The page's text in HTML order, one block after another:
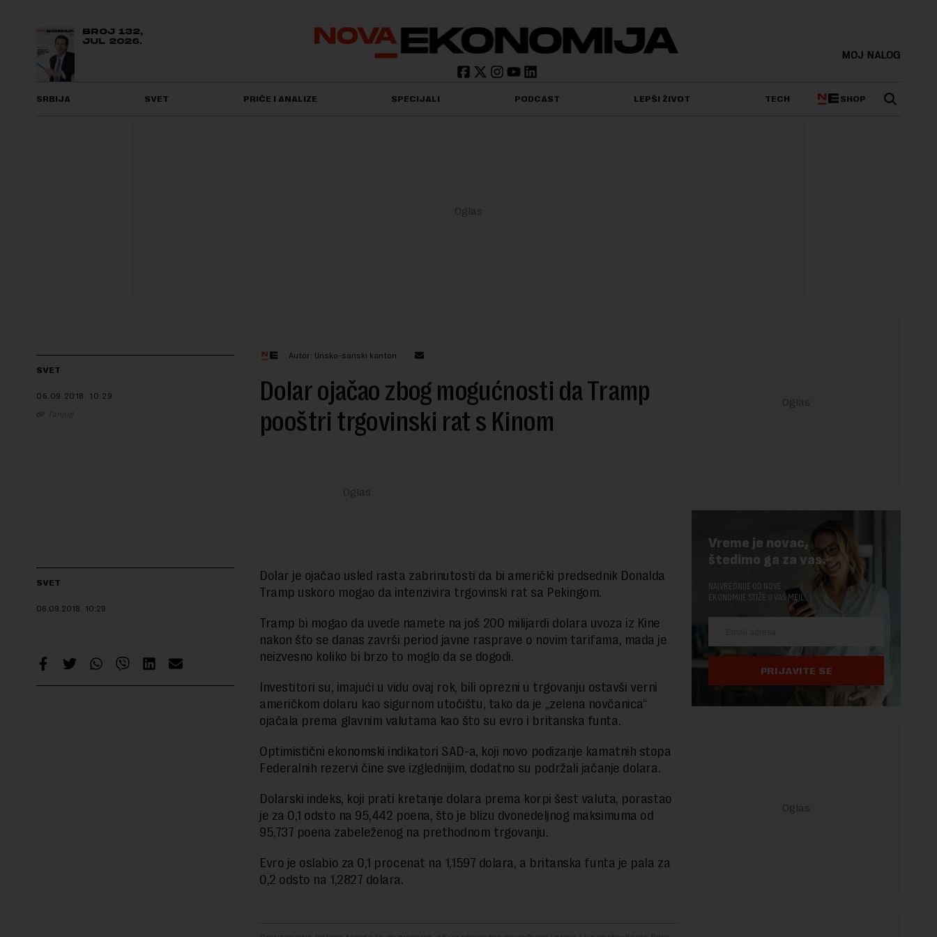
BROJ 132,
JUL 2026.
MOJ NALOG
SRBIJA SVET PRIČE I ANALIZE SPECIJALI PODCAST LEPŠI ŽIVOT TECH SHOP
SVET
06.09.2018. 10:29
Tanjug
Autor: Unsko-sanski kanton
Dolar ojačao zbog mogućnosti da Tramp
pooštri trgovinski rat s Kinom
SVET
06.09.2018. 10:29
Dolar je ojačao usled rasta zabrinutosti da bi američki predsednik Donalda
Tramp uskoro mogao da intenzivira trgovinski rat sa Pekingom.
Tramp bi mogao da uvede namete na još 200 milijardi dolara uvoza iz Kine
nakon što se danas završi period javne rasprave o novim tarifama, mada je
neizvesno koliko bi brzo to moglo da se dogodi.
Investitori su, imajući u vidu ovaj rok, bili oprezni u trgovanju ostavši verni
američkom dolaru kao sigurnom utočištu, tako da je „zelena novčanica“
ojačala prema glavnim valutama kao što su evro i britanska funta.
Optimistični ekonomski indikatori SAD-a, koji novo podizanje kamatnih stopa
Federalnih rezervi čine sve izglednijim, dodatno su podržali jačanje dolara.
Dolarski indeks, koji prati kretanje dolara prema korpi šest valuta, porastao
je za 0,1 odsto na 95,442 poena, što je blizu dvonedeljnog maksimuma od
95,737 poena zabeleženog na prethodnom trgovanju.
Evro je oslabio za 0,1 procenat na 1,1597 dolara, a britanska funta je pala za
0,2 odsto na 1,2827 dolara.
Vreme je novac,
štedimo ga za vas.
NAJVREDNIJE OD NOVE
EKONOMIJE STIŽE U VAŠ MEJL.
PRIJAVITE SE